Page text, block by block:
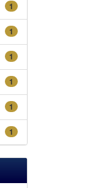
1
1
1
1
1
1